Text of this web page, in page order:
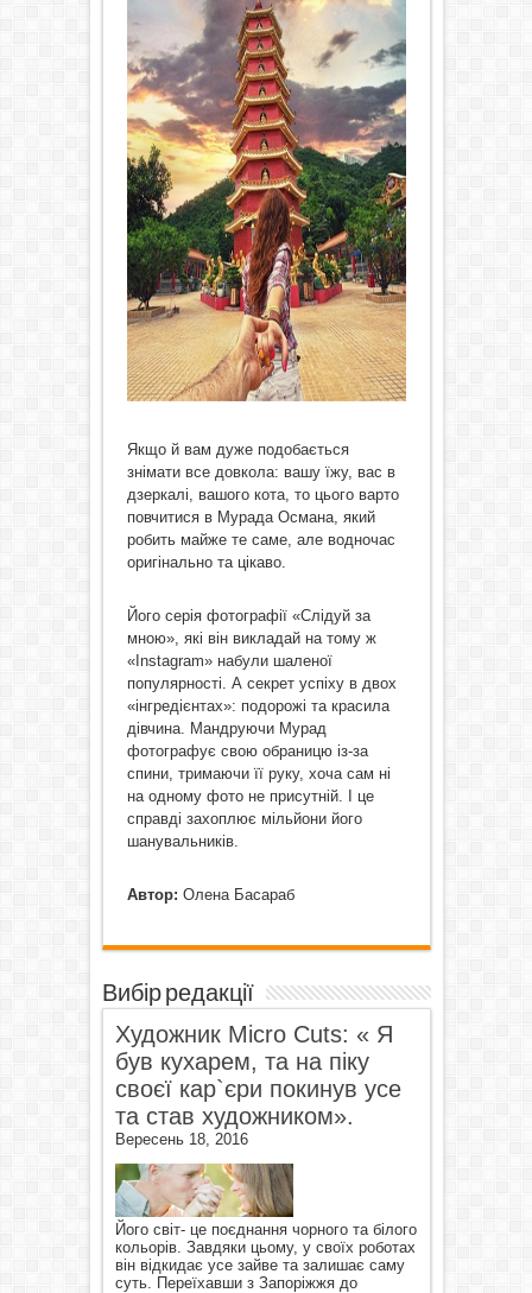
Якщо й вам дуже подобається
знімати все довкола: вашу їжу, вас в
дзеркалі, вашого кота, то цього варто
повчитися в Мурада Османа, який
робить майже те саме, але водночас
оригінально та цікаво.
Його серія фотографії «Слідуй за
мною», які він викладай на тому ж
«Instagram» набули шаленої
популярності. А секрет успіху в двох
«інгредієнтах»: подорожі та красила
дівчина. Мандруючи Мурад
фотографує свою обраницю із-за
спини, тримаючи її руку, хоча сам ні
на одному фото не присутній. І це
справді захоплює мільйони його
шанувальників.
Автор: Олена Басараб
Вибір редакції
Художник Micro Cuts: « Я
був кухарем, та на піку
своєї кар`єри покинув усе
та став художником».
Вересень 18, 2016
Його світ- це поєднання чорного та білого
кольорів. Завдяки цьому, у своїх роботах
він відкидає усе зайве та залишає саму
суть. Переїхавши з Запоріжжя до